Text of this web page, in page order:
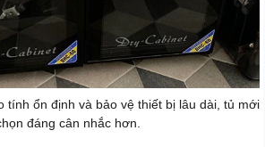
tính ổn định và bảo vệ thiết bị lâu dài, tủ mới
đáng cân nhắc hơn.